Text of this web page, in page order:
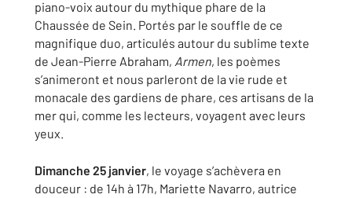
piano-voix autour du mythique phare de la
Chaussée de Sein. Portés par le souffle de ce
magnifique duo, articulés autour du sublime texte
de Jean-Pierre Abraham, Armen, les poèmes
s’animeront et nous parleront de la vie rude et
monacale des gardiens de phare, ces artisans de la
mer qui, comme les lecteurs, voyagent avec leurs
yeux.
Dimanche 25 janvier, le voyage s’achèvera en
douceur : de 14h à 17h, Mariette Navarro, autrice